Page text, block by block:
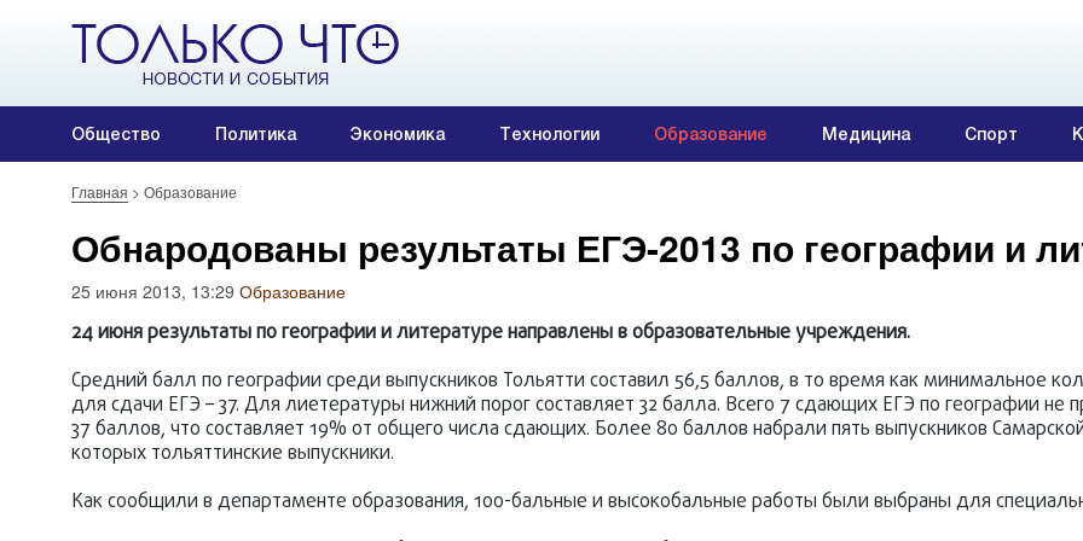
Общество Политика Экономика Технологии Образование Медицина Спорт
Главная > Образование
Обнародованы результаты ЕГЭ-2013 по географии и
25 июня 2013, 13:29 Образование
24 июня результаты по географии и литературе направлены в образовательные учреждения.
Средний балл по географии среди выпускников Тольятти составил 56,5 баллов, в то время как минимальное
для сдачи ЕГЭ – 37. Для лиетературы нижний порог составляет 32 балла. Всего 7 сдающих ЕГЭ по географии не
37 баллов, что составляет 19% от общего числа сдающих. Более 80 баллов набрали пять выпускников
которых тольяттинские выпускники.
Как сообщили в департаменте образования, 100-бальные и высокобальные работы были выбраны для